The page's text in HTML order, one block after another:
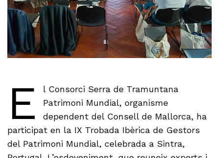
E
l Consorci Serra de Tramuntana
Patrimoni Mundial, organisme
dependent del Consell de Mallorca, ha
participat en la IX Trobada Ibèrica de Gestors
del Patrimoni Mundial, celebrada a Sintra,